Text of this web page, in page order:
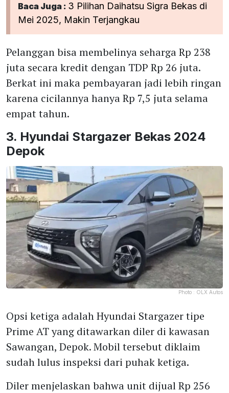
Baca Juga : 3 Pilihan Daihatsu Sigra Bekas di
Mei 2025, Makin Terjangkau
Pelanggan bisa membelinya seharga Rp 238
juta secara kredit dengan TDP Rp 26 juta.
Berkat ini maka pembayaran jadi lebih ringan
karena cicilannya hanya Rp 7,5 juta selama
empat tahun.
3. Hyundai Stargazer Bekas 2024
Depok
Photo : OLX Autos
Opsi ketiga adalah Hyundai Stargazer tipe
Prime AT yang ditawarkan diler di kawasan
Sawangan, Depok. Mobil tersebut diklaim
sudah lulus inspeksi dari puhak ketiga.
Diler menjelaskan bahwa unit dijual Rp 256